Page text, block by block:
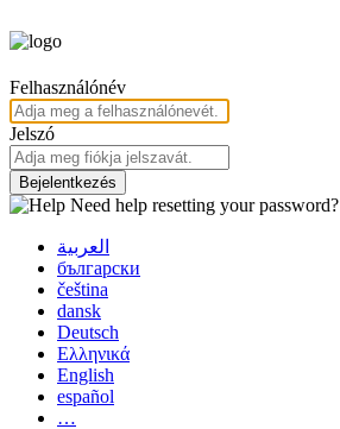
Felhasználónév
Jelszó
Bejelentkezés
Need help resetting your password?
العربية
български
čeština
dansk
Deutsch
Ελληνικά
English
español
…